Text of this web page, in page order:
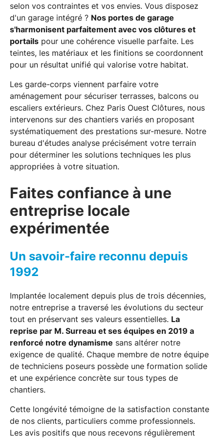
selon vos contraintes et vos envies. Vous disposez
d'un garage intégré ? Nos portes de garage
s'harmonisent parfaitement avec vos clôtures et
portails pour une cohérence visuelle parfaite. Les
teintes, les matériaux et les finitions se coordonnent
pour un résultat unifié qui valorise votre habitat.
Les garde-corps viennent parfaire votre
aménagement pour sécuriser terrasses, balcons ou
escaliers extérieurs. Chez Paris Ouest Clôtures, nous
intervenons sur des chantiers variés en proposant
systématiquement des prestations sur-mesure. Notre
bureau d'études analyse précisément votre terrain
pour déterminer les solutions techniques les plus
appropriées à votre situation.
Faites confiance à une
entreprise locale
expérimentée
Un savoir-faire reconnu depuis
1992
Implantée localement depuis plus de trois décennies,
notre entreprise a traversé les évolutions du secteur
tout en préservant ses valeurs essentielles. La
reprise par M. Surreau et ses équipes en 2019 a
renforcé notre dynamisme sans altérer notre
exigence de qualité. Chaque membre de notre équipe
de techniciens poseurs possède une formation solide
et une expérience concrète sur tous types de
chantiers.
Cette longévité témoigne de la satisfaction constante
de nos clients, particuliers comme professionnels.
Les avis positifs que nous recevons régulièrement